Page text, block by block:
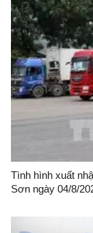
Tình hình xuất
Sơn ngày 04/8/